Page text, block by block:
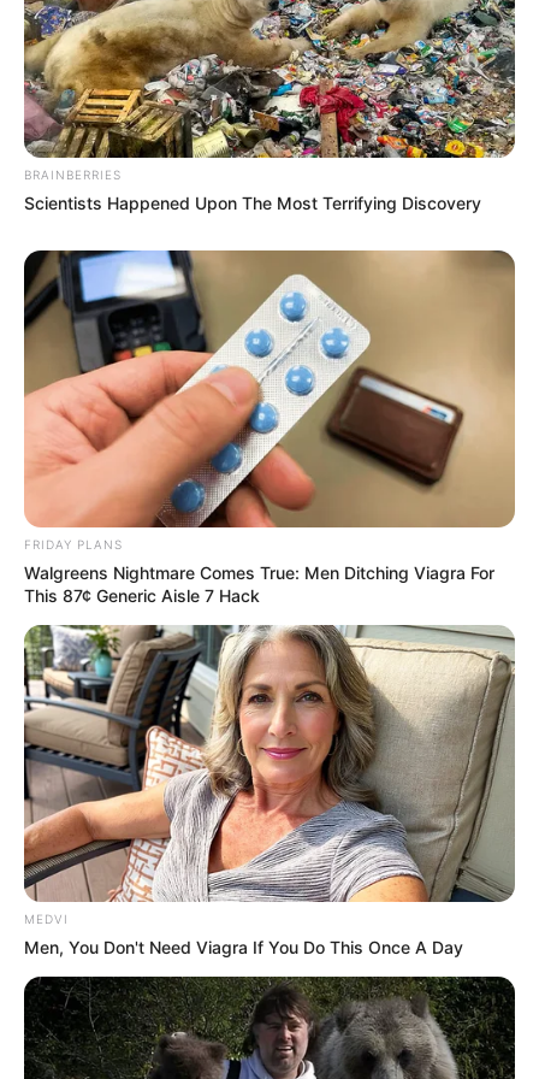
Antes de mergulharmos em outras boas notíciassobre essa
maravilhosa mobilização da CONACS em Brasília, precisamos
orientar a todos os ACS e ACEsobre a importância de se
na defesa dessas novas pautas. Juntem-se a nós!
-109
*****************************************
URGENTE: Cresce casos de violência contra Agente
Comunitária e de Combate às Endemias.
BRAINBERRIES
Scientists Happened Upon The Most Terrifying Discovery
FRIDAY PLANS
Walgreens Nightmare Comes True: Men Ditching Viagra For
This 87¢ Generic Aisle 7 Hack
MEDVI
Men, You Don't Need Viagra If You Do This Once A Day